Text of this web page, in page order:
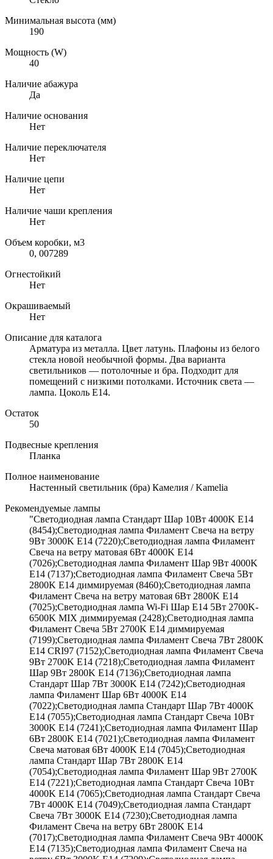
Минимальная высота (мм)
190
Мощность (W)
40
Наличие абажура
Да
Наличие основания
Нет
Наличие переключателя
Нет
Наличие цепи
Нет
Наличие чаши крепления
Нет
Объем коробки, м3
0, 007289
Огнестойкий
Нет
Окрашиваемый
Нет
Описание для каталога
Арматура из металла. Цвет латунь. Плафоны из белого
стекла новой необычной формы. Два варианта
светильников — потолочные и бра. Подходит для
помещений с низкими потолками. Источник света —
лампа. Цоколь E14.
Остаток
50
Подвесные крепления
Планка
Полное наименование
Настенный светильник (бра) Камелия / Kamelia
Рекомендуемые лампы
"Светодиодная лампа Стандарт Шар 10Вт 4000K E14
(8454);Светодиодная лампа Филамент Свеча на ветру
9Вт 3000K E14 (7220);Светодиодная лампа Филамент
Свеча на ветру матовая 6Вт 4000K E14
(7026);Светодиодная лампа Филамент Шар 9Вт 4000K
E14 (7137);Светодиодная лампа Филамент Свеча 5Вт
2800K E14 диммируемая (8460);Светодиодная лампа
Филамент Свеча на ветру матовая 6Вт 2800K E14
(7025);Светодиодная лампа Wi-Fi Шар E14 5Вт 2700K-
6500K MIX диммируемая (2428);Светодиодная лампа
Филамент Свеча 5Вт 2700K E14 диммируемая
(7199);Светодиодная лампа Филамент Свеча 7Вт 2800K
E14 CRI97 (7152);Светодиодная лампа Филамент Свеча
9Вт 2700K E14 (7218);Светодиодная лампа Филамент
Шар 9Вт 2800K E14 (7136);Светодиодная лампа
Стандарт Шар 7Вт 3000K E14 (7242);Светодиодная
лампа Филамент Шар 6Вт 4000K E14
(7022);Светодиодная лампа Стандарт Шар 7Вт 4000K
E14 (7055);Светодиодная лампа Стандарт Свеча 10Вт
3000K E14 (7241);Светодиодная лампа Филамент Шар
6Вт 2800K E14 (7021);Светодиодная лампа Филамент
Свеча матовая 6Вт 4000K E14 (7045);Светодиодная
лампа Стандарт Шар 7Вт 2800K E14
(7054);Светодиодная лампа Филамент Шар 9Вт 2700K
E14 (7221);Светодиодная лампа Стандарт Свеча 10Вт
4000K E14 (7065);Светодиодная лампа Стандарт Свеча
7Вт 4000K E14 (7049);Светодиодная лампа Стандарт
Свеча 7Вт 3000K E14 (7230);Светодиодная лампа
Филамент Свеча на ветру 6Вт 2800K E14
(7017);Светодиодная лампа Филамент Свеча 9Вт 4000K
E14 (7135);Светодиодная лампа Филамент Свеча на